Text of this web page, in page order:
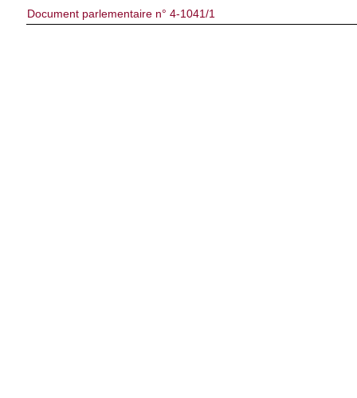
Document parlementaire n° 4-1041/1